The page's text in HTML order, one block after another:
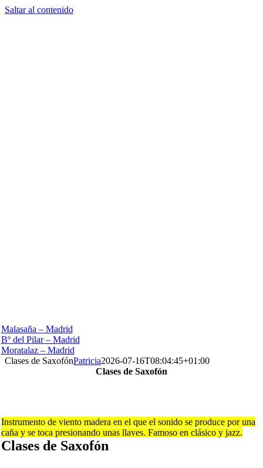
Saltar al contenido
Malasaña – Madrid
Bº del Pilar – Madrid
Moratalaz – Madrid
Clases de SaxofónPatricia2026-07-16T08:04:45+01:00
Clases de Saxofón
Instrumento de viento madera en el que el sonido se produce por una
caña y se toca presionando unas llaves. Famoso en clásico y jazz.
Clases de Saxofón